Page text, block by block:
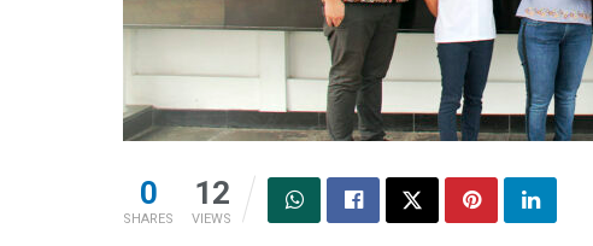
0
SHARES
12
VIEWS